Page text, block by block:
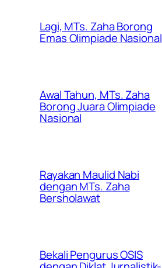
Lagi, MTs. Zaha Borong
Emas Olimpiade Nasional
Awal Tahun, MTs. Zaha
Borong Juara Olimpiade
Nasional
Rayakan Maulid Nabi
dengan MTs. Zaha
Bersholawat
Bekali Pengurus OSIS